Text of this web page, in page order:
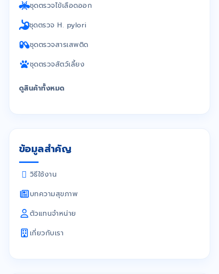
ชุดตรวจไข้เลือดออก
ชุดตรวจ H. pylori
ชุดตรวจสารเสพติด
ชุดตรวจสัตว์เลี้ยง
ดูสินค้าทั้งหมด
ข้อมูลสำคัญ
วิธีใช้งาน
บทความสุขภาพ
ตัวแทนจำหน่าย
เกี่ยวกับเรา